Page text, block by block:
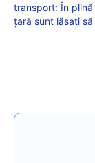
transport: În
ţară sunt lăsaţi